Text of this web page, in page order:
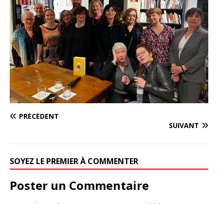
PRÉCÉDENT
SUIVANT
SOYEZ LE PREMIER À COMMENTER
Poster un Commentaire